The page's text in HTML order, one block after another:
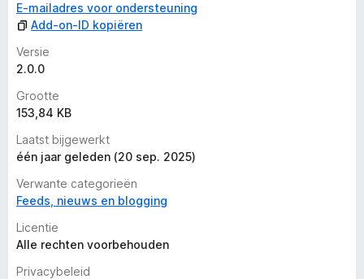
E-mailadres voor ondersteuning
Add-on-ID kopiëren
Versie
2.0.0
Grootte
153,84 KB
Laatst bijgewerkt
één jaar geleden (20 sep. 2025)
Verwante categorieën
Feeds, nieuws en blogging
Licentie
Alle rechten voorbehouden
Privacybeleid